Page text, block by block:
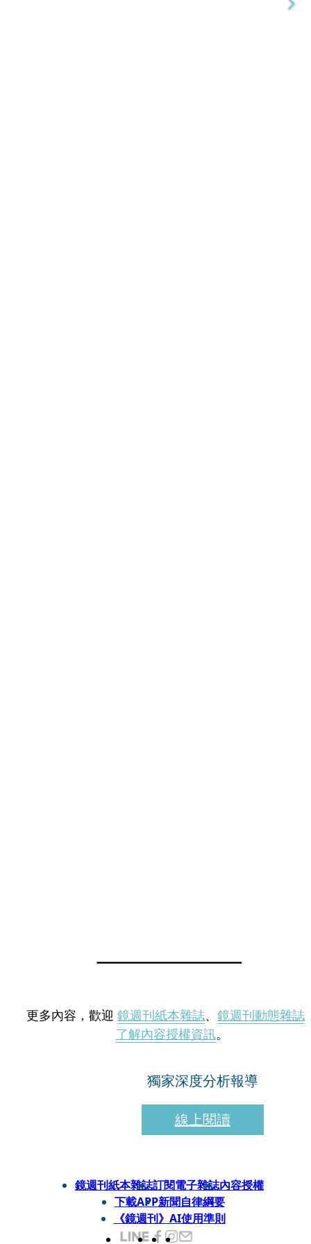
更多內容，歡迎 鏡週刊紙本雜誌、 鏡週刊動態雜誌
了解內容授權資訊。
獨家深度分析報導
線上閱讀
鏡週刊紙本雜誌訂閱電子雜誌內容授權
下載APP新聞自律綱要
《鏡週刊》AI使用準則